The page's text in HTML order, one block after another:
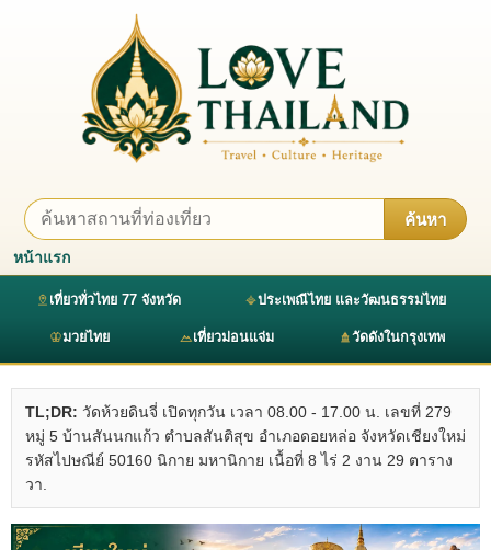
ค้นหา
หน้าแรก
เที่ยวทั่วไทย 77 จังหวัด ประเพณีไทย และวัฒนธรรมไทย
มวยไทย เที่ยวม่อนแจ่ม วัดดังในกรุงเทพ
TL;DR: วัดห้วยดินจี่ เปิดทุกวัน เวลา 08.00 - 17.00 น. เลขที่ 279
หมู่ 5 บ้านสันนกแก้ว ตำบลสันติสุข อำเภอดอยหล่อ จังหวัดเชียงใหม่
รหัสไปษณีย์ 50160 นิกาย มหานิกาย เนื้อที่ 8 ไร่ 2 งาน 29 ตาราง
วา.